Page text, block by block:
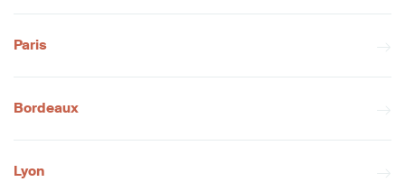
Paris
Bordeaux
Lyon